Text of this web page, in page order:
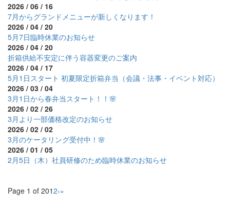
2026 / 06 / 16
7月からグランドメニューが新しくなります！
2026 / 04 / 20
5月7日臨時休業のお知らせ
2026 / 04 / 20
折箱供給不安定に伴う容器変更のご案内
2026 / 04 / 17
5月1日スタート 初夏限定折箱弁当（会議・法事・イベント対応）
2026 / 03 / 04
3月1日から春弁当スタート！！🌸
2026 / 02 / 26
3月より一部価格改定のお知らせ
2026 / 02 / 02
3月のケータリング受付中！🌸
2026 / 01 / 05
2月5日（木）社員研修のため臨時休業のお知らせ
Page 1 of 2012›»